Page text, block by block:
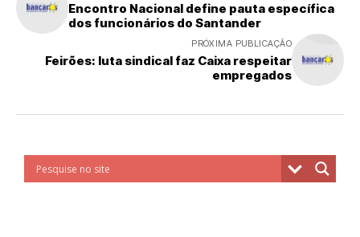
Encontro Nacional define pauta específica
dos funcionários do Santander
PRÓXIMA PUBLICAÇÃO
Feirões: luta sindical faz Caixa respeitar
empregados